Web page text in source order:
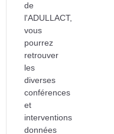
de
l'ADULLACT,
vous
pourrez
retrouver
les
diverses
conférences
et
interventions
données